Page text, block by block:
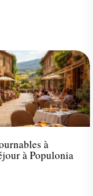
à
à Populonia